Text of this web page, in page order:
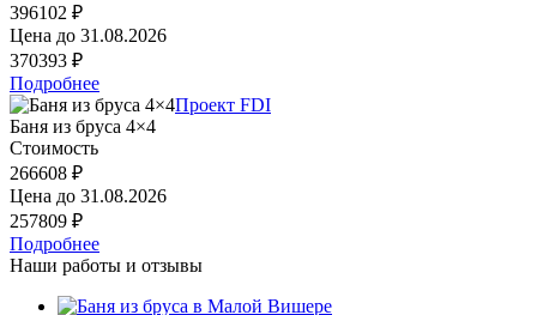
396102 ₽
Цена до 31.08.2026
370393 ₽
Подробнее
Проект FDI
Баня из бруса 4×4
Стоимость
266608 ₽
Цена до 31.08.2026
257809 ₽
Подробнее
Наши работы и отзывы